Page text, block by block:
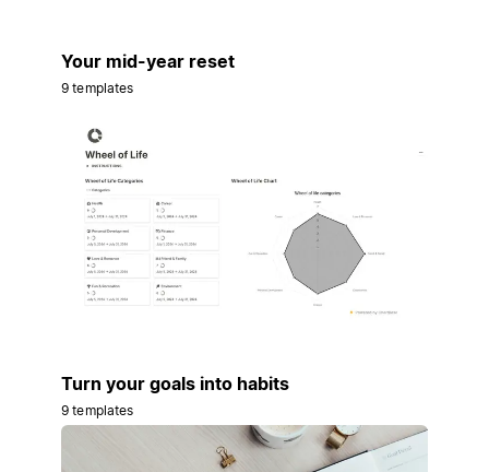
Your mid-year reset
9 templates
Turn your goals into habits
9 templates